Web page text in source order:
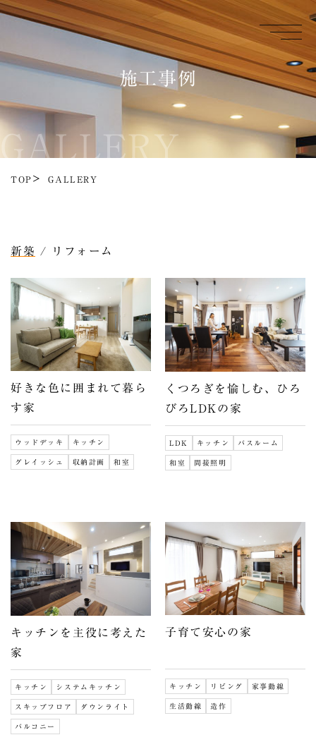
GALLERY
施工事例
TOP GALLERY
新築 / リフォーム
好きな色に囲まれて暮ら
す家
ウッドデッキ キッチン
グレイッシュ 収納計画 和室
くつろぎを愉しむ、ひろ
びろLDKの家
LDK キッチン バスルーム
和室 間接照明
キッチンを主役に考えた
家
キッチン システムキッチン
スキップフロア ダウンライト
バルコニー
子育て安心の家
キッチン リビング 家事動線
生活動線 造作